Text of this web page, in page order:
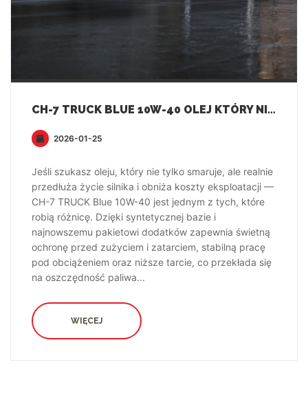
CH-7 TRUCK BLUE 10W-40 OLEJ KTÓRY NIE TYLKO SMARUJE, ALE REALNIE PRZEDŁUŻA ŻYCIE SILNIKA I OBNIŻA KOSZTY EKSPLOATACJI
2026-01-25
Jeśli szukasz oleju, który nie tylko smaruje, ale realnie
przedłuża życie silnika i obniża koszty eksploatacji —
CH-7 TRUCK Blue 10W-40 jest jednym z tych, które
robią różnicę. Dzięki syntetycznej bazie i
najnowszemu pakietowi dodatków zapewnia świetną
ochronę przed zużyciem i zatarciem, stabilną pracę
pod obciążeniem oraz niższe tarcie, co przekłada się
na oszczędność paliwa...
WIĘCEJ